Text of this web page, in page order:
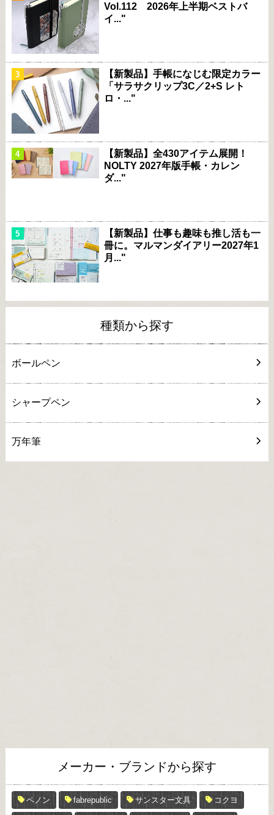
Vol.112 2026年上半期ベストバ
イ..."
【新製品】手帳になじむ限定カラー
「サラサクリップ3C／2+S レト
ロ・..."
【新製品】全430アイテム展開！
NOLTY 2027年版手帳・カレン
ダ..."
【新製品】仕事も趣味も推し活も一
冊に。マルマンダイアリー2027年1
月..."
種類から探す
ボールペン
シャープペン
万年筆
メーカー・ブランドから探す
ペノン fabrepublic サンスター文具 コクヨ